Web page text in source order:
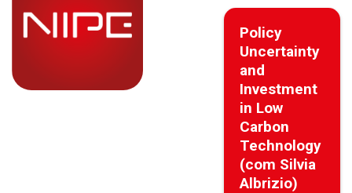
Policy
Uncertainty
and
Investment
in Low
Carbon
Technology
(com Silvia
Albrizio)